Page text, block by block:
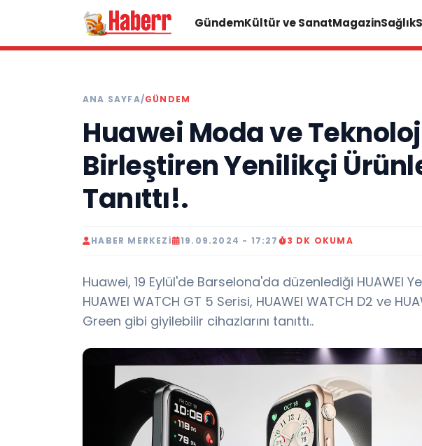
GündemKültür ve SanatMagazinSağlık
ANA SAYFA/GÜNDEM
Huawei Moda ve
Birleştiren Yenilikçi
Tanıttı!.
HABER MERKEZI 19.09.2024 - 17:27 3 DK OKUMA
Huawei, 19 Eylül'de Barselona'da düzenlediği HUAWEI
HUAWEI WATCH GT 5 Serisi, HUAWEI WATCH D2 ve
Green gibi giyilebilir cihazlarını tanıttı..